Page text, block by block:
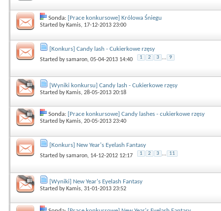
Sonda: [Prace konkursowe] Królowa Śniegu
Started by Kamis, 17-12-2013 23:00
[Konkurs] Candy lash - Cukierkowe rzęsy
Started bysamaron, 05-04-2013 14:40 1 2 3 ... 9
[Wyniki konkursu] Candy lash - Cukierkowe rzęsy
Started by Kamis, 28-05-2013 20:18
Sonda: [Prace konkursowe] Candy lashes - cukierkowe rzęsy
Started byKamis, 20-05-2013 23:40
[Konkurs] New Year's Eyelash Fantasy
Started bysamaron, 14-12-2012 12:17 1 2 3 ... 11
[Wyniki] New Year's Eyelash Fantasy
Started by Kamis, 31-01-2013 23:52